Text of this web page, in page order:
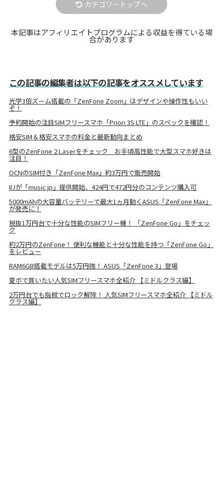
カテゴリートップへ
本記事はアフィリエイトプログラムによる収益を得ている場
合があります
この記事の編集者は以下の記事をオススメしています
光学3倍ズーム搭載の「ZenFone Zoom」はデザインや操作性もいい
ぞ！
予約開始の注目SIMフリースマホ「Priori 3S LTE」のスペックを確認！
格安SIM＆格安スマホの料金と最新動向まとめ
6型のZenFone 2 Laserをチェック お手頃高性能で大型スマホ好きは
注目！
OCNのSIM付き「ZenFone Max」約3万円で販売開始
IIJが「music.jp」提供開始、424円で472円分のコンテンツ購入可
5000mAhの大容量バッテリーで最大1ヵ月動くASUS「ZenFone Max」
が発売に！
税抜1万円台で十分な性能のSIMフリー機！ 「ZenFone Go」をチェッ
ク
約2万円のZenFone！ 便利な機能と十分な性能を持つ「ZenFone Go」
をレビュー
RAM6GB搭載モデルは5万円強！ ASUS「ZenFone 3」登場
夏ボで買いたい人気SIMフリースマホ全紹介 【ミドルクラス編】
2万円台でも指紋でロック解除！ 人気SIMフリースマホ全紹介 【ミドル
クラス編】